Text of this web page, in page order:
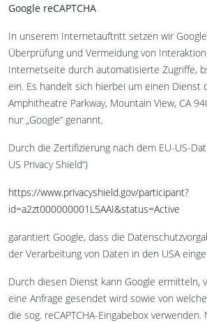
Google reCAPTCHA
In unserem Internetauftritt setzen wir Google
Überprüfung und Vermeidung von
Internetseite durch automatisierte Zugriffe,
ein. Es handelt sich hierbei um einen Dienst
Amphitheatre Parkway, Mountain View, CA
nur „Google“ genannt.
Durch die Zertifizierung nach dem EU-US-
US Privacy Shield“)
https://www.privacyshield.gov/participant?
id=a2zt000000001L5AAI&status=Active
garantiert Google, dass die
der Verarbeitung von Daten in den USA
Durch diesen Dienst kann Google ermitteln,
eine Anfrage gesendet wird sowie von
die sog. reCAPTCHA-Eingabebox